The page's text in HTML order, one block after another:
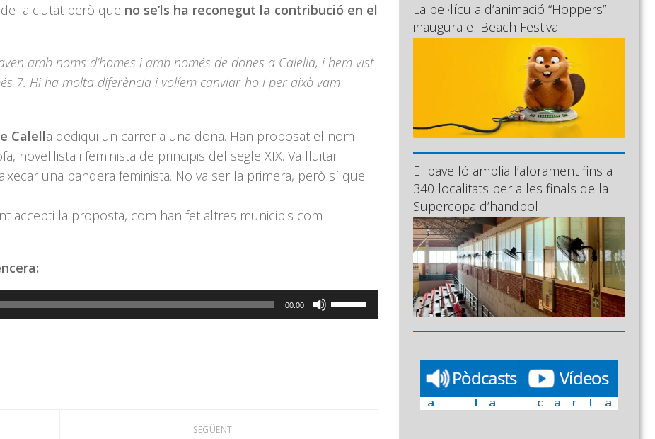
la ciutat però que no se’ls ha reconegut la contribució en el
amb noms d’homes i amb només de dones a Calella, i hem vist
7. Hi ha molta diferència i volíem canviar-ho i per això vam
Calella dediqui un carrer a una dona. Han proposat el nom
novel·lista i feminista de principis del segle XIX. Va lluitar
una bandera feminista. No va ser la primera, però sí que
accepti la proposta, com han fet altres municipis com
00:00
Feu
servir
SEGÜENT
La pel·lícula d’animació “Hoppers”
inaugura el Beach Festival
El pavelló amplia l’aforament fins a
340 localitats per a les finals de la
Supercopa d’handbol